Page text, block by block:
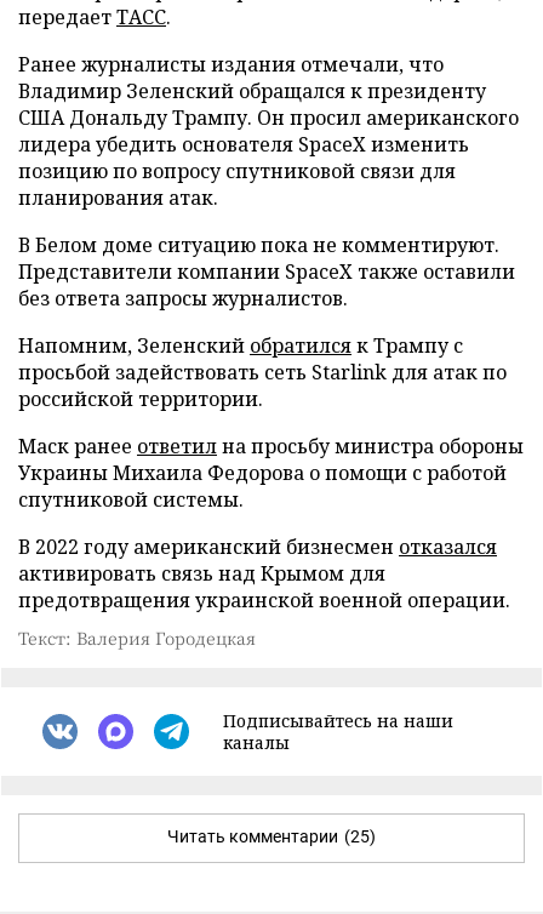
передаетТАСС.
Ранее журналисты издания отмечали, что
Владимир Зеленский обращался к президенту
США Дональду Трампу. Он просил американского
лидера убедить основателя SpaceX изменить
позицию по вопросу спутниковой связи для
планирования атак.
В Белом доме ситуацию пока не комментируют.
Представители компании SpaceX также оставили
без ответа запросы журналистов.
Напомним, Зеленский обратилсяк Трампу с
просьбой задействовать сеть Starlink для атак по
российской территории.
Маск ранее ответилна просьбу министра обороны
Украины Михаила Федорова о помощи с работой
спутниковой системы.
В 2022 году американский бизнесмен отказался
активировать связь над Крымом для
предотвращения украинской военной операции.
Текст: Валерия Городецкая
Подписывайтесь на наши
каналы
Читать комментарии (25)